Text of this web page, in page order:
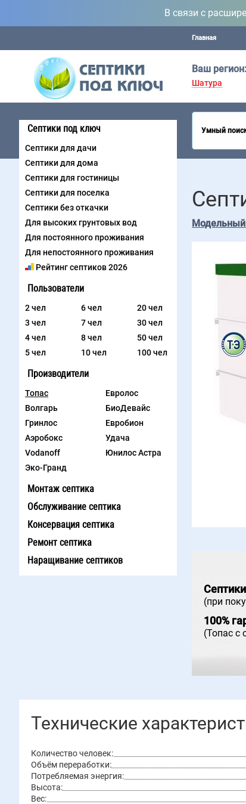
В связи с
Главная
Ваш регион:
Шатура
Умный
Септики под ключ
Септики для дачи
Септики для дома
Септики для гостиницы
Септики для поселка
Септики без откачки
Для высоких грунтовых вод
Для постоянного проживания
Для непостоянного проживания
Рейтинг септиков 2026
Пользователи
2 чел
3 чел
4 чел
5 чел
6 чел
7 чел
8 чел
10 чел
20 чел
30 чел
50 чел
100 чел
Производители
Топас
Евролос
Волгарь
БиоДевайс
Гринлос
Евробион
Аэробокс
Удача
Vodanoff
Юнилос Астра
Эко-Гранд
Монтаж септика
Обслуживание септика
Консервация септика
Ремонт септика
Наращивание септиков
(при
100%
(Топас с
Технические
Количество человек:
Объём переработки:
Потребляемая энергия:
Высота:
Вес: